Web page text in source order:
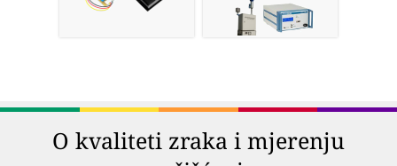
O kvaliteti zraka i mjerenju